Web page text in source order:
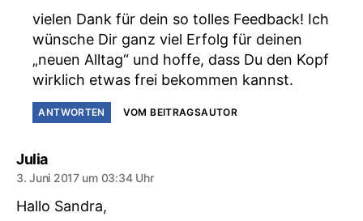
vielen Dank für dein so tolles Feedback! Ich
wünsche Dir ganz viel Erfolg für deinen
„neuen Alltag“ und hoffe, dass Du den Kopf
wirklich etwas frei bekommen kannst.
ANTWORTEN VOM BEITRAGSAUTOR
Juliasagt:
3. Juni 2017 um 03:34 Uhr
Hallo Sandra,